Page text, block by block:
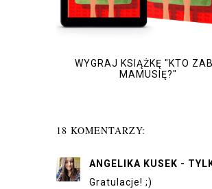
WYGRAJ KSIĄŻKĘ "KTO
MAMUSIĘ?"
18 KOMENTARZY:
ANGELIKA KUSEK -
Gratulacje! ;)